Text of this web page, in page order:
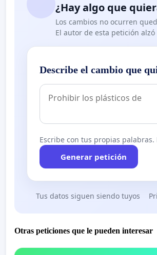
¿Hay algo que
Los cambios no ocurren
El autor de esta petición
Describe el cambio que
Escribe con tus propias
Generar petición
Tus datos siguen siendo tuyos
Otras peticiones que le pueden interesar